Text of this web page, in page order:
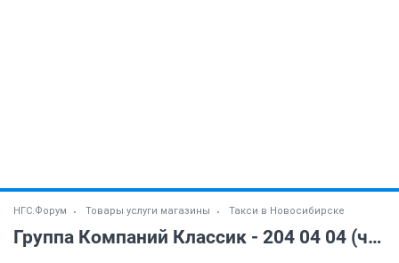
НГС.Форум Товары услуги магазины Такси в Новосибирске
Группа Компаний Классик - 204 04 04 (часть 2)